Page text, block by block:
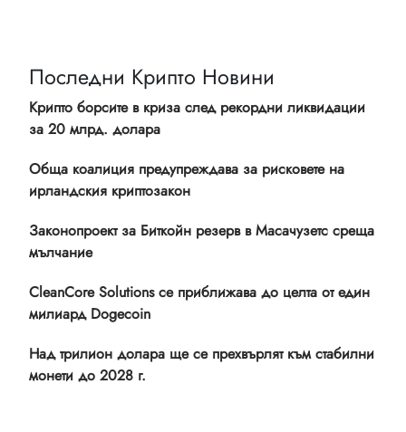
Последни Крипто Новини
Крипто борсите в криза след рекордни ликвидации
за 20 млрд. долара
Обща коалиция предупреждава за рисковете на
ирландския криптозакон
Законопроект за Биткойн резерв в Масачузетс среща
мълчание
CleanCore Solutions се приближава до целта от един
милиард Dogecoin
Над трилион долара ще се прехвърлят към стабилни
монети до 2028 г.